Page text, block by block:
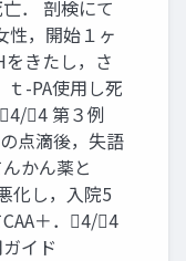
． 剖検にて
性，開始１ヶ
をきたし，さ
-PA使用し死
4 第３例
点滴後，失語
かん薬と
化し，入院5
＋．4/4
イド